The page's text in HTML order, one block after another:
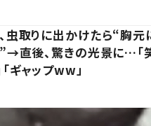
虫取りに出かけたら“胸元
直後、驚きの光景に…「
「ギャップww」